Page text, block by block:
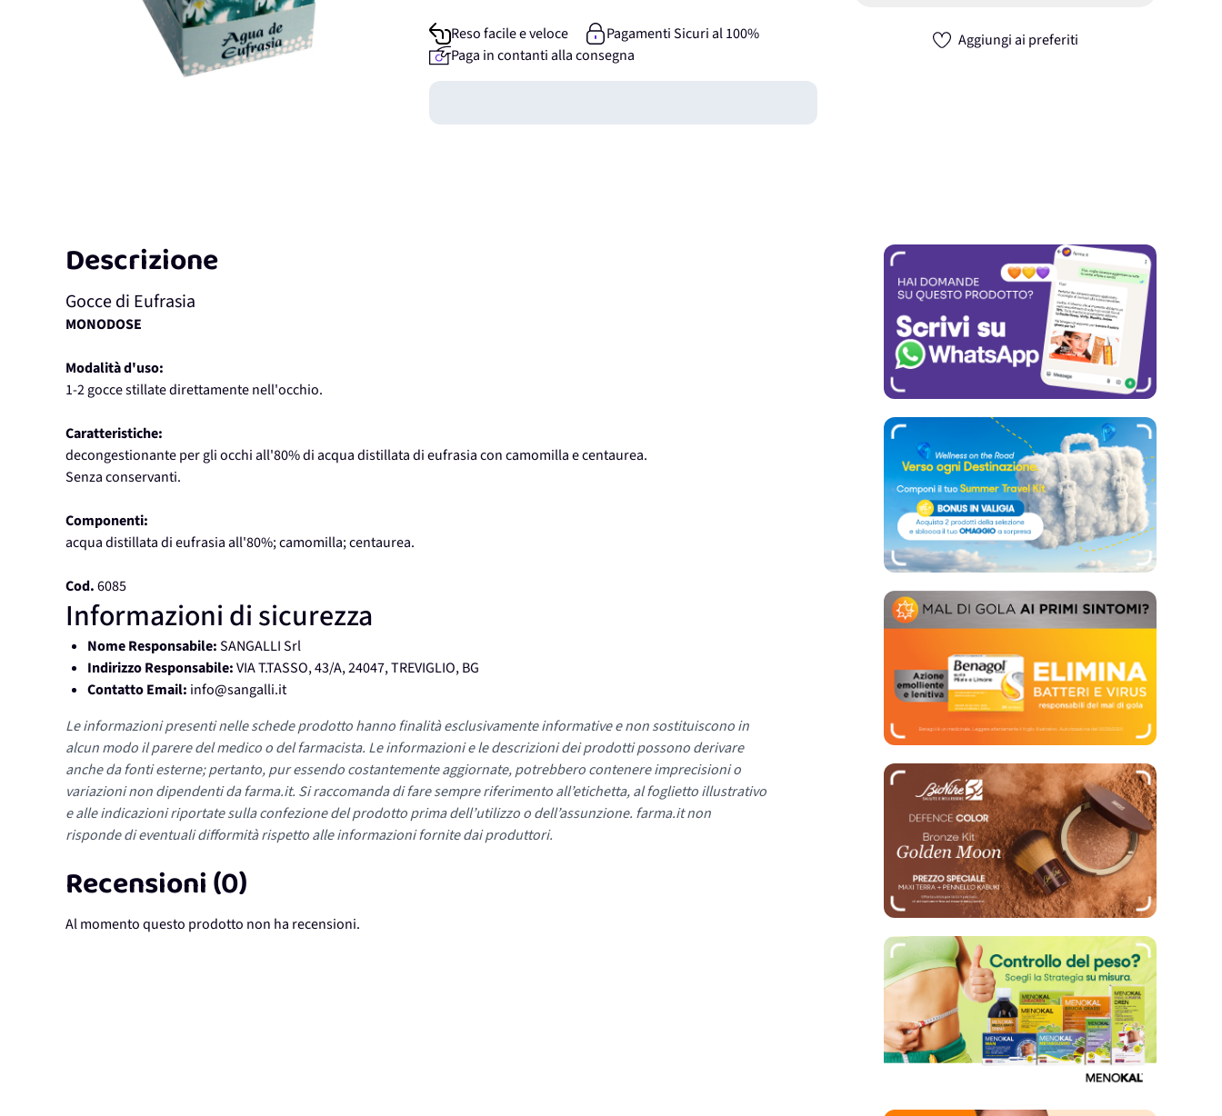
Aggiungi ai preferiti
Reso facile e veloce
Pagamenti Sicuri al 100%
Paga in contanti alla consegna
Guadagna
Descrizione
Gocce di Eufrasia
MONODOSE
Modalità d'uso:
1-2 gocce stillate direttamente nell'occhio.
Caratteristiche:
decongestionante per gli occhi all'80% di acqua distillata di eufrasia con camomilla e centaurea.
Senza conservanti.
Componenti:
acqua distillata di eufrasia all'80%; camomilla; centaurea.
Cod.6085
Informazioni di sicurezza
Nome Responsabile:SANGALLI Srl
Indirizzo Responsabile:VIA T.TASSO, 43/A, 24047, TREVIGLIO, BG
Contatto Email: info@sangalli.it
Le informazioni presenti nelle schede prodotto hanno finalità esclusivamente informative e non sostituiscono in
alcun modo il parere del medico o del farmacista. Le informazioni e le descrizioni dei prodotti possono derivare
anche da fonti esterne; pertanto, pur essendo costantemente aggiornate, potrebbero contenere imprecisioni o
variazioni non dipendenti da farma.it. Si raccomanda di fare sempre riferimento all’etichetta, al foglietto illustrativo
e alle indicazioni riportate sulla confezione del prodotto prima dell’utilizzo o dell’assunzione. farma.it non
risponde di eventuali difformità rispetto alle informazioni fornite dai produttori.
Recensioni (0)
Al momento questo prodotto non ha recensioni.